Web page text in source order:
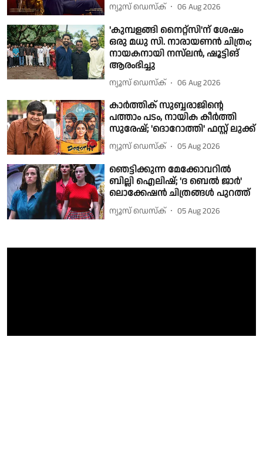
ന്യൂസ് ഡെസ്ക് 06 Aug 2026
'കുമ്പളങ്ങി നൈറ്റ്‌സി'ന് ശേഷം
ഒരു മധു സി. നാരായണൻ ചിത്രം;
നായകനായി നസ്‌ലൻ, ഷൂട്ടിങ്
ആരംഭിച്ചു
ന്യൂസ് ഡെസ്ക് 06 Aug 2026
കാർത്തിക് സുബ്ബരാജിന്റെ
പത്താം പടം, നായിക കീർത്തി
സുരേഷ്; 'ദൊറോത്തി' ഫസ്റ്റ് ലുക്ക്
ന്യൂസ് ഡെസ്ക് 05 Aug 2026
ഞെട്ടിക്കുന്ന മേക്കോവറിൽ
ബില്ലി ഐലിഷ്; 'ദ ബെൽ ജാർ'
ലൊക്കേഷൻ ചിത്രങ്ങൾ പുറത്ത്
ന്യൂസ് ഡെസ്ക് 05 Aug 2026